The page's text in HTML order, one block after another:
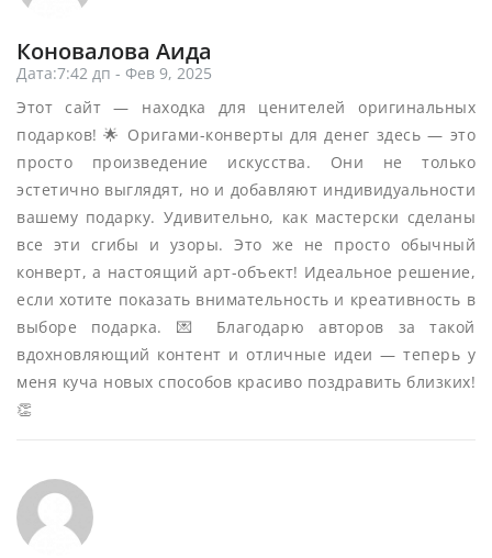
Коновалова Аида
Дата:7:42 дп - Фев 9, 2025
Этот сайт — находка для ценителей оригинальных
подарков! 🌟 Оригами-конверты для денег здесь — это
просто произведение искусства. Они не только
эстетично выглядят, но и добавляют индивидуальности
вашему подарку. Удивительно, как мастерски сделаны
все эти сгибы и узоры. Это же не просто обычный
конверт, а настоящий арт-объект! Идеальное решение,
если хотите показать внимательность и креативность в
выборе подарка. 💌 Благодарю авторов за такой
вдохновляющий контент и отличные идеи — теперь у
меня куча новых способов красиво поздравить близких!
👏